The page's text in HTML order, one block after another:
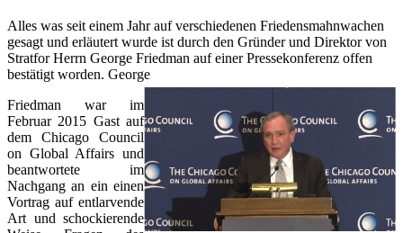
Alles was seit einem Jahr auf verschiedenen Friedensmahnwachen
gesagt und erläutert wurde ist durch den Gründer und Direktor von
Stratfor Herrn George Friedman auf einer Pressekonferenz offen
bestätigt worden. George
Friedman war im
Februar 2015 Gast auf
dem Chicago Council
on Global Affairs und
beantwortete im
Nachgang an ein einen
Vortrag auf entlarvende
Art und schockierende